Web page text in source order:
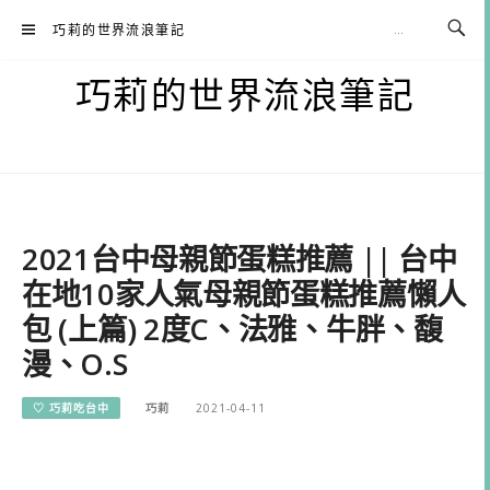
巧莉的世界流浪筆記
巧莉的世界流浪筆記
2021台中母親節蛋糕推薦 || 台中
在地10家人氣母親節蛋糕推薦懶人
包 (上篇) 2度C、法雅、牛胖、馥
漫、O.S
♡ 巧莉吃台中 巧莉 2021-04-11